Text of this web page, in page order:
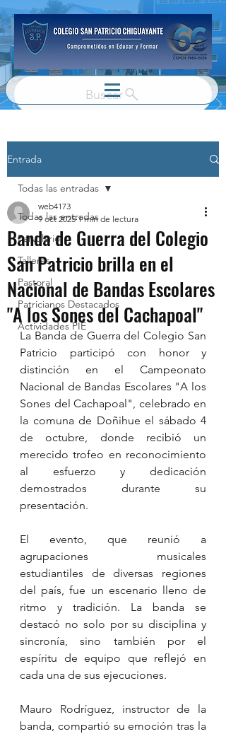
Buscar
Entrada
Todas las entradas
Parvulario
Talleres
Pastoral
Patricianos Destacados
Actividades PIE
Todas las entradas
Banda de Guerra del Colegio
San Patricio brilla en el
Nacional de Bandas Escolares
"A los Sones del Cachapoal"
web4173
9 oct 2025 1 min de lectura
La Banda de Guerra del Colegio San
Patricio participó con honor y
distinción en el Campeonato
Nacional de Bandas Escolares "A los
Sones del Cachapoal", celebrado en
la comuna de Doñihue el sábado 4
de octubre, donde recibió un
merecido trofeo en reconocimiento
al esfuerzo y dedicación
demostrados durante su
presentación.
El evento, que reunió a
agrupaciones musicales
estudiantiles de diversas regiones
del país, fue un escenario lleno de
ritmo y tradición. La banda se
destacó no solo por su disciplina y
sincronía, sino también por el
espíritu de equipo que reflejó en
cada una de sus ejecuciones.
Mauro Rodríguez, instructor de la
banda, compartió su emoción tras la